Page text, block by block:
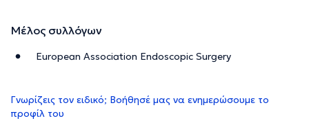
Μέλος συλλόγων
European Association Endoscopic Surgery
Γνωρίζεις τον ειδικό; Βοήθησέ μας να ενημερώσουμε το
προφίλ του